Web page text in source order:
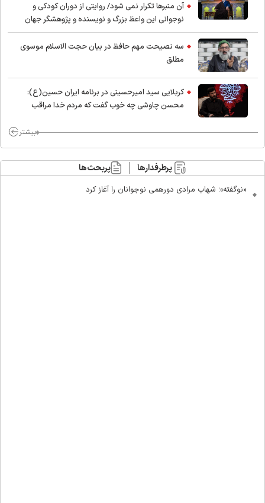
آن منبرها تکرار نمی شود/ روایتی از دوران کودکی و
نوجوانی این واعظ بزرگ و نویسنده و پژوهشگر جهان
اسلام
سه نصیحت مهم حافظ در بیان حجت الاسلام موسوی
مطلق
کربلایی سید امیر‌حسینی در برنامه ایران حسین(ع):
محسن چاوشی چه خوب گفت که مردم خدا مراقب
بیشتر
پرطرفدارها پربحث‌ها
«نوگفته»؛ شهاب مرادی دورهمی نوجوانان را آغاز کرد